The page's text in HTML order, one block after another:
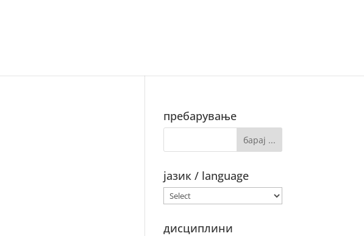
пребарување
јазик / language
дисциплини